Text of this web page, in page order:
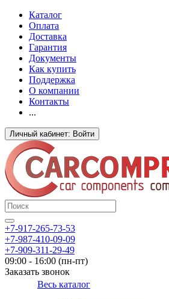
Каталог
Оплата
Доставка
Гарантия
Документы
Как купить
Поддержка
О компании
Контакты
...
Личный кабинет: Войти
+7-917-265-73-53
+7-987-410-09-09
+7-909-311-29-49
09:00 - 16:00 (пн-пт)
Заказать звонок
Весь каталог